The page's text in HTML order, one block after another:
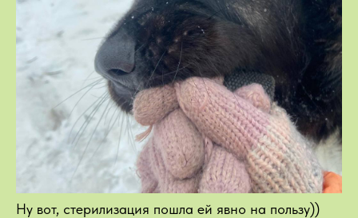
Ну вот, стерилизация пошла ей явно на пользу))